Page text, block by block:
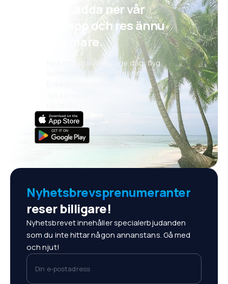
Psst! Ladda ner vår
eSky-app och res ännu
bekvämare.
Nya erbjudanden varje dag: flyg,
semestrar, weekendresor
Nyhetsbrevsprenumeranter
reser billigare!
Nyhetsbrevet innehåller specialerbjudanden
som du inte hittar någon annanstans. Gå med
och njut!
Din e-postadress